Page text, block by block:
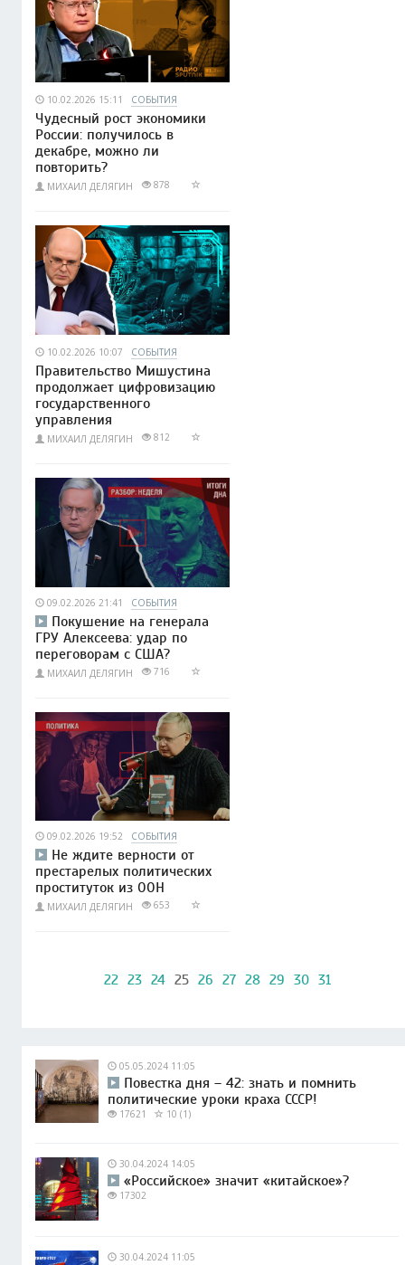
10.02.2026 15:11 СОБЫТИЯ
Чудесный рост экономики
России: получилось в
декабре, можно ли
повторить?
МИХАИЛ ДЕЛЯГИН 878
10.02.2026 10:07 СОБЫТИЯ
Правительство Мишустина
продолжает цифровизацию
государственного
управления
МИХАИЛ ДЕЛЯГИН 812
09.02.2026 21:41 СОБЫТИЯ
Покушение на генерала
ГРУ Алексеева: удар по
переговорам с США?
МИХАИЛ ДЕЛЯГИН 716
09.02.2026 19:52 СОБЫТИЯ
Не ждите верности от
престарелых политических
проституток из ООН
МИХАИЛ ДЕЛЯГИН 653
22 23 24 25 26 27 28 29 30 31
05.05.2024 11:05
Повестка дня – 42: знать и помнить
политические уроки краха СССР!
17621 10 (1)
30.04.2024 14:05
«Российское» значит «китайское»?
17302
30.04.2024 11:05